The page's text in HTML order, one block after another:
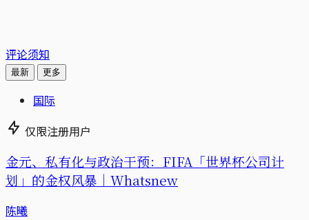
评论须知
最新 更多
国际
仅限注册用户
金元、私有化与政治干预：FIFA「世界杯公司计
划」的金权风暴｜Whatsnew
陈曦